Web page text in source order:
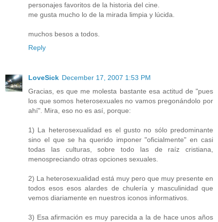
personajes favoritos de la historia del cine.
me gusta mucho lo de la mirada limpia y lúcida.
muchos besos a todos.
Reply
LoveSick December 17, 2007 1:53 PM
Gracias, es que me molesta bastante esa actitud de "pues
los que somos heterosexuales no vamos pregonándolo por
ahí". Mira, eso no es así, porque:
1) La heterosexualidad es el gusto no sólo predominante
sino el que se ha querido imponer "oficialmente" en casi
todas las culturas, sobre todo las de raíz cristiana,
menospreciando otras opciones sexuales.
2) La heterosexualidad está muy pero que muy presente en
todos esos esos alardes de chulería y masculinidad que
vemos diariamente en nuestros iconos informativos.
3) Esa afirmación es muy parecida a la de hace unos años